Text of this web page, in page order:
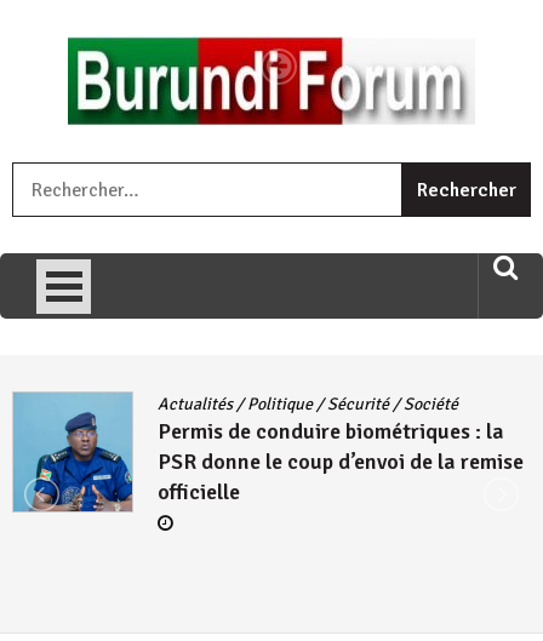
umariye umuryango wawe canke igihugu cakwibarutse .Wewe
uri ngaha ndagusigiye iki kibazo : Uriko ukora iki kugira ngo
Actualités/Politique/Sécurité/Société
Permis de conduire biométriques : la
PSR donne le coup d’envoi de la remise
officielle